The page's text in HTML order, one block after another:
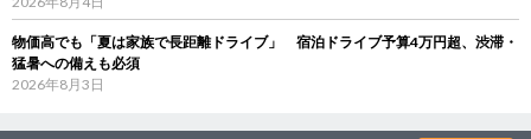
物価高でも「夏は家族で長距離ドライブ」 宿泊ドライブ予算4万円超、渋滞・
猛暑への備えも必須
2026年8月3日